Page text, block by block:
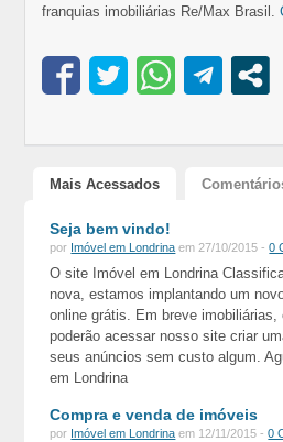
franquias imobiliárias Re/Max Brasil.
Mais Acessados
Seja bem vindo!
por Imóvel em Londrina em 27/10/2015 -0
O site Imóvel em Londrina
nova, estamos implantando um
online grátis. Em breve imobiliárias,
poderão acessar nosso site criar
seus anúncios sem custo algum.
em Londrina
Compra e venda de imóveis
por Imóvel em Londrina em 12/11/2015 -0